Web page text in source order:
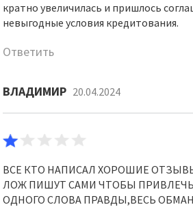
кратно увеличилась и пришлось
невыгодные условия кредитования.
Ответить
ВЛАДИМИР 20.04.2024
ВСЕ КТО НАПИСАЛ ХОРОШИЕ
ЛОЖ ПИШУТ САМИ ЧТОБЫ
ОДНОГО СЛОВА ПРАВДЫ,ВЕСЬ